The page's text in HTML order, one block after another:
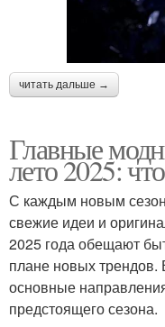
читать дальше →
Главные
лето 2025:
С каждым новым
свежие идеи и
2025 года обещают
плане новых трендов.
основные
предстоящего сезона.